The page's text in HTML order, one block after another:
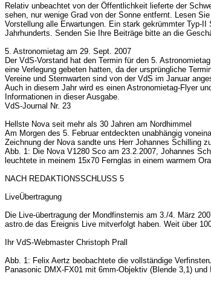
Relativ unbeachtet von der Öffentlichkeit lieferte der
sehen, nur wenige Grad von der Sonne entfernt. Lesen
Vorstellung alle Erwartungen. Ein stark gekrümmter Typ-
Jahrhunderts. Senden Sie Ihre Beiträge bitte an die
5. Astronomietag am 29. Sept. 2007
Der VdS-Vorstand hat den Termin für den 5.
eine Verlegung gebeten hatten, da der ursprüngliche
Vereine und Sternwarten sind von der VdS im Januar
Auch in diesem Jahr wird es einen Astronomietag-Flyer
Informationen in dieser Ausgabe.
VdS-Journal Nr. 23
Hellste Nova seit mehr als 30 Jahren am Nordhimmel
Am Morgen des 5. Februar entdeckten unabhängig
Zeichnung der Nova sandte uns Herr Johannes Schilling
Abb. 1: Die Nova V1280 Sco am 23.2.2007, Johannes
leuchtete in meinem 15x70 Fernglas in einem warmem
NACH REDAKTIONSSCHLUSS 5
LiveÜbertragung
Die Live-übertragung der Mondfinsternis am 3./4. März
astro.de das Ereignis Live mitverfolgt haben. Weit über
Ihr VdS-Webmaster Christoph Prall
Abb. 1: Felix Aertz beobachtete die vollständige
Panasonic DMX-FX01 mit 6mm-Objektiv (Blende 3,1) und